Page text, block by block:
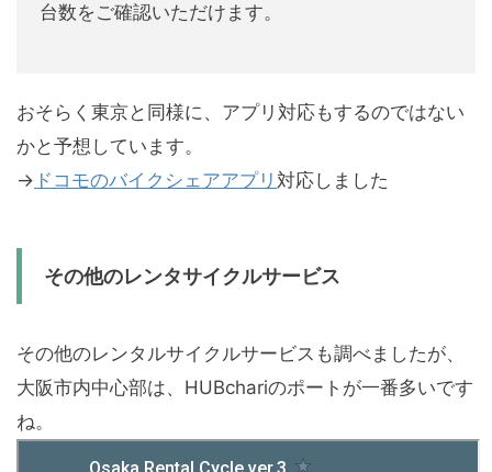
台数をご確認いただけます。
おそらく東京と同様に、アプリ対応もするのではない
かと予想しています。
→ ドコモのバイクシェアアプリ 対応しました
その他のレンタサイクルサービス
その他のレンタルサイクルサービスも調べましたが、
大阪市内中心部は、HUBchariのポートが一番多いです
ね。